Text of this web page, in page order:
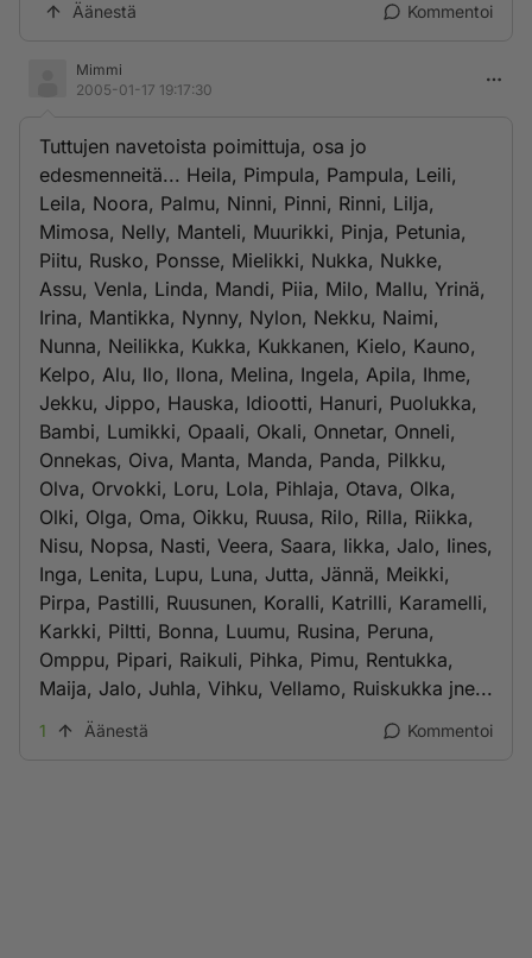
Äänestä Kommentoi
Mimmi
2005-01-17 19:17:30
Tuttujen navetoista poimittuja, osa jo
edesmenneitä... Heila, Pimpula, Pampula, Leili,
Leila, Noora, Palmu, Ninni, Pinni, Rinni, Lilja,
Mimosa, Nelly, Manteli, Muurikki, Pinja, Petunia,
Piitu, Rusko, Ponsse, Mielikki, Nukka, Nukke,
Assu, Venla, Linda, Mandi, Piia, Milo, Mallu, Yrinä,
Irina, Mantikka, Nynny, Nylon, Nekku, Naimi,
Nunna, Neilikka, Kukka, Kukkanen, Kielo, Kauno,
Kelpo, Alu, Ilo, Ilona, Melina, Ingela, Apila, Ihme,
Jekku, Jippo, Hauska, Idiootti, Hanuri, Puolukka,
Bambi, Lumikki, Opaali, Okali, Onnetar, Onneli,
Onnekas, Oiva, Manta, Manda, Panda, Pilkku,
Olva, Orvokki, Loru, Lola, Pihlaja, Otava, Olka,
Olki, Olga, Oma, Oikku, Ruusa, Rilo, Rilla, Riikka,
Nisu, Nopsa, Nasti, Veera, Saara, Iikka, Jalo, Iines,
Inga, Lenita, Lupu, Luna, Jutta, Jännä, Meikki,
Pirpa, Pastilli, Ruusunen, Koralli, Katrilli, Karamelli,
Karkki, Piltti, Bonna, Luumu, Rusina, Peruna,
Omppu, Pipari, Raikuli, Pihka, Pimu, Rentukka,
Maija, Jalo, Juhla, Vihku, Vellamo, Ruiskukka jne...
1 Äänestä Kommentoi